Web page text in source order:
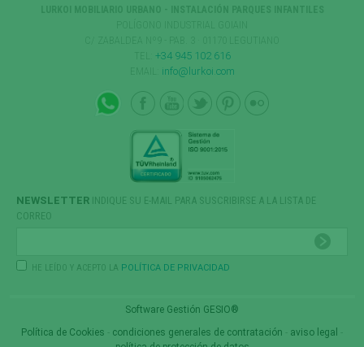
+34 945 102 616
info@lurkoi.com
NEWSLETTER INDIQUE SU E-MAIL PARA SUSCRIBIRSE A LA LISTA DE
CORREO
HE LEÍDO Y ACEPTO LA POLÍTICA DE PRIVACIDAD
Software Gestión GESIO®
Política de Cookies
condiciones generales de contratación aviso legal